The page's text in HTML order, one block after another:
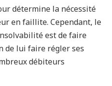
détermine la nécessité
en faillite. Cependant, le
est de faire
de lui faire régler ses
débiteurs